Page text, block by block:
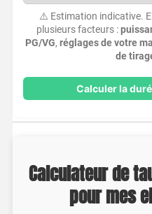
⚠️ Estimation indicative.
plusieurs facteurs :
PG/VG,réglages de votre
de
Calculer la
Calculateur de
pour mes